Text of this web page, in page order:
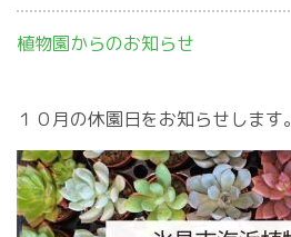
植物園からのお知らせ
１０月の休園日をお知らせします。